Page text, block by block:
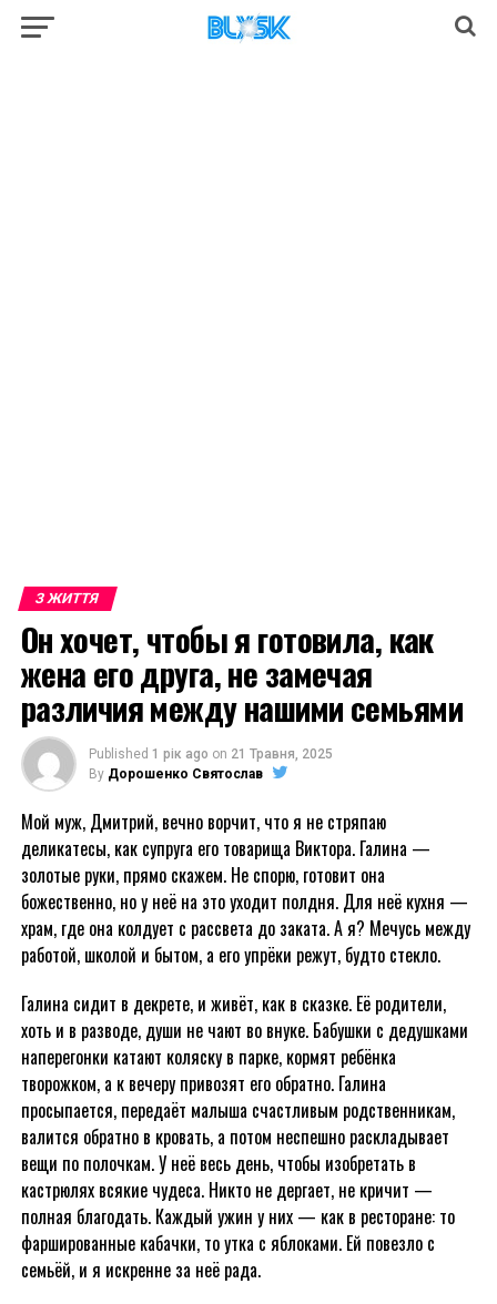
З ЖИТТЯ
Он хочет, чтобы я готовила, как
жена его друга, не замечая
различия между нашими семьями
Published 1 рік ago on 21 Травня, 2025
By Дорошенко Святослав
Мой муж, Дмитрий, вечно ворчит, что я не стряпаю
деликатесы, как супруга его товарища Виктора. Галина —
золотые руки, прямо скажем. Не спорю, готовит она
божественно, но у неё на это уходит полдня. Для неё кухня —
храм, где она колдует с рассвета до заката. А я? Мечусь между
работой, школой и бытом, а его упрёки режут, будто стекло.
Галина сидит в декрете, и живёт, как в сказке. Её родители,
хоть и в разводе, души не чают во внуке. Бабушки с дедушками
наперегонки катают коляску в парке, кормят ребёнка
творожком, а к вечеру привозят его обратно. Галина
просыпается, передаёт малыша счастливым родственникам,
валится обратно в кровать, а потом неспешно раскладывает
вещи по полочкам. У неё весь день, чтобы изобретать в
кастрюлях всякие чудеса. Никто не дергает, не кричит —
полная благодать. Каждый ужин у них — как в ресторане: то
фаршированные кабачки, то утка с яблоками. Ей повезло с
семьёй, и я искренне за неё рада.